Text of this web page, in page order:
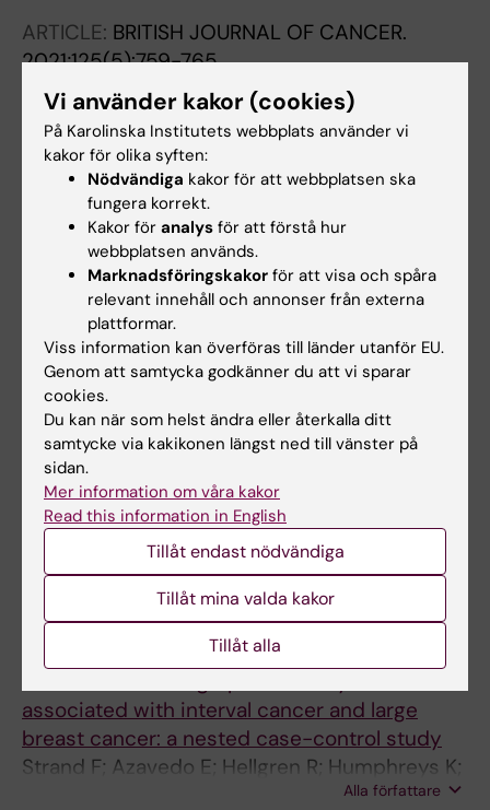
ARTICLE: BRITISH JOURNAL OF CANCER.
2021;125(5):759-765
Mammographic microcalcifications and risk of
breast cancer
Azam S; Eriksson M; Sjolander A; Gabrielson M;
Hellgren R; Czene K; Hall P
Alla författare
ARTICLE:JOURNAL OF CLINICAL ONCOLOGY.
2021;39(17):1899-1908
Low-Dose Tamoxifen for Mammographic
Density Reduction: A Randomized Controlled
Trial
Eriksson M; Eklund M; Borgquist S; Hellgren R;
Margolin S; Thoren L; Rosendahl A; Lang K;
Tapia J; Backlund M; Discacciati A; Crippa A;
Gabrielson M; Hammarstrom M; Wengstrom Y;
Czene K; Hall P
Alla författare
ARTICLE:JNCI-JOURNAL OF THE NATIONAL
CANCER INSTITUTE.
Mammographic Density Change and Risk of
Breast Cancer
Azam S; Eriksson M; Sjolander A; Hellgren R;
Gabrielson M; Czene K; Hall P
Alla författare
ARTICLE:BREAST CANCER RESEARCH.
associated with interval cancer and large
breast cancer: a nested case-control study
Strand F; Azavedo E; Hellgren R; Humphreys K;
Eriksson M; Shepherd J; Hall P; Czene K
Alla författare
Vi använder kakor (cookies)
På Karolinska Institutets webbplats använder vi
kakor för olika syften:
Nödvändiga kakor för att webbplatsen ska
fungera korrekt.
Kakor för analys för att förstå hur
webbplatsen används.
Marknadsföringskakor för att visa och spåra
relevant innehåll och annonser från externa
plattformar.
Viss information kan överföras till länder utanför EU.
Genom att samtycka godkänner du att vi sparar
cookies.
Du kan när som helst ändra eller återkalla ditt
samtycke via kakikonen längst ned till vänster på
sidan.
Mer information om våra kakor
Read this information in English
Tillåt endast nödvändiga
Tillåt mina valda kakor
Tillåt alla